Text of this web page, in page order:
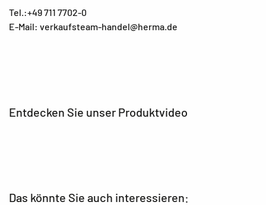
Tel.:+49 711 7702-0
E-Mail: verkaufsteam-handel@herma.de
Entdecken Sie unser Produktvideo
Das könnte Sie auch interessieren: